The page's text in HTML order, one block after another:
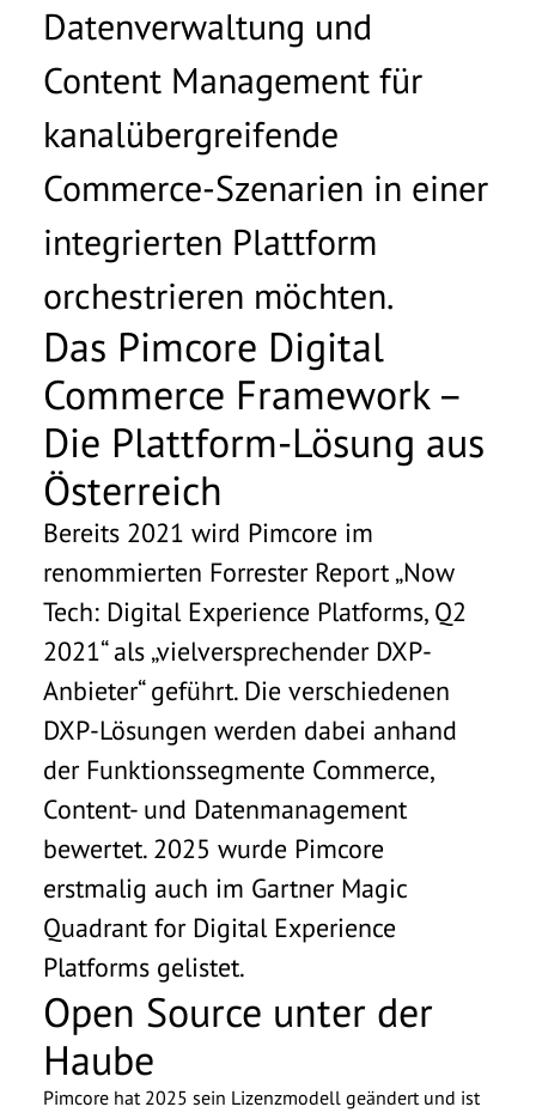
Datenverwaltung und
Content Management für
kanalübergreifende
Commerce-Szenarien in einer
integrierten Plattform
orchestrieren möchten.
Das Pimcore Digital
Commerce Framework –
Die Plattform-Lösung aus
Österreich
Bereits 2021 wird Pimcore im
renommierten Forrester Report „Now
Tech: Digital Experience Platforms, Q2
2021“ als „vielversprechender DXP-
Anbieter“ geführt. Die verschiedenen
DXP-Lösungen werden dabei anhand
der Funktionssegmente Commerce,
Content- und Datenmanagement
bewertet. 2025 wurde Pimcore
erstmalig auch im Gartner Magic
Quadrant for Digital Experience
Platforms gelistet.
Open Source unter der
Haube
Pimcore hat 2025 sein Lizenzmodell geändert und ist